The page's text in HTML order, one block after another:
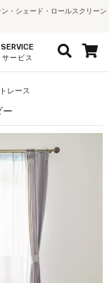
・シェード・ロールスクリーン
SERVICE
サービス
レース
ー